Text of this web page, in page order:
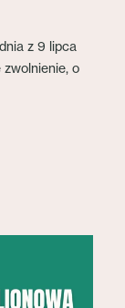
z 9 lipca
o